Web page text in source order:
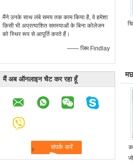
मैंने उनके साथ लंबे समय तक काम किया है, वे हमेशा
किसी भी अप्रत्याशित समस्याओं के बिना कोलेजन
को स्थिर रूप से आपूर्ति करते हैं।
—— जिम Findlay
मैं अब ऑनलाइन चैट कर रहा हूँ